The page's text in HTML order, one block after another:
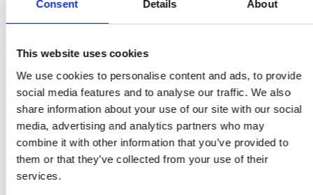
Consent Details About
This website uses cookies
We use cookies to personalise content and ads, to provide
social media features and to analyse our traffic. We also
share information about your use of our site with our social
media, advertising and analytics partners who may
combine it with other information that you’ve provided to
them or that they’ve collected from your use of their
services.
Arne Jacobsen dörrhandtag - AJ97 dörrhandtag - Mässing -
Liten modell cc30mm
2412060001
1.972,00 SEK